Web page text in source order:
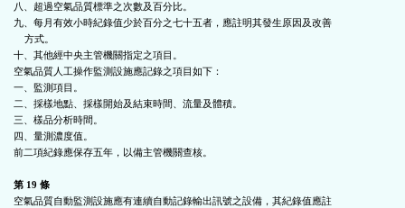
八、超過空氣品質標準之次數及百分比。
九、每月有效小時紀錄值少於百分之七十五者，應註明其發生原因及改善
十、其他經中央主管機關指定之項目。
空氣品質人工操作監測設施應記錄之項目如下：
一、監測項目。
二、採樣地點、採樣開始及結束時間、流量及體積。
三、樣品分析時間。
四、量測濃度值。
前二項紀錄應保存五年，以備主管機關查核。
第 19 條
空氣品質自動監測設施應有連續自動記錄輸出訊號之設備，其紀錄值應註